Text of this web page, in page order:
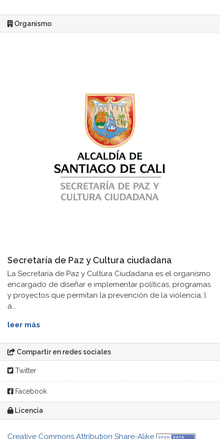
Organismo
Secretaría de Paz y Cultura ciudadana
La Secretaría de Paz y Cultura Ciudadana es el organismo
encargado de diseñar e implementar políticas, programas
y proyectos que permitan la prevención de la violencia, l
a...
leer más
Compartir en redes sociales
Twitter
Facebook
Licencia
Creative Commons Attribution Share-Alike